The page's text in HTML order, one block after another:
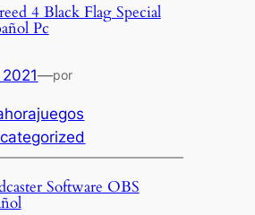
4 Black Flag Special
Pc
—por
Software OBS